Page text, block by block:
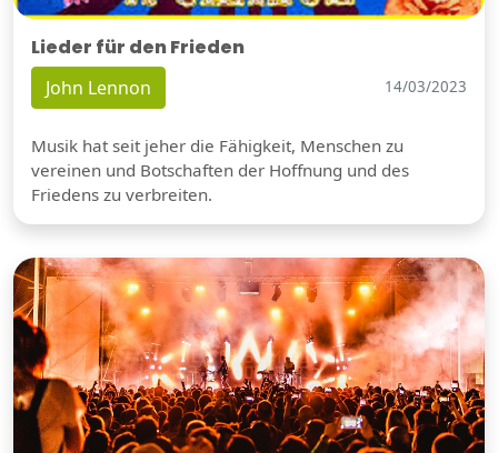
Lieder für den Frieden
John Lennon 14/03/2023
Musik hat seit jeher die Fähigkeit, Menschen zu
vereinen und Botschaften der Hoffnung und des
Friedens zu verbreiten.